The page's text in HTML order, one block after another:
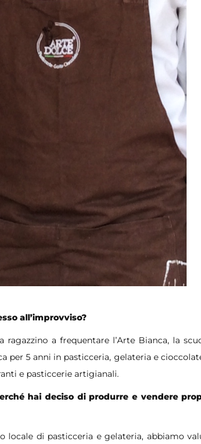
all’improvviso?
a frequentare l’Arte Bianca, la
per 5 anni in pasticceria, gelateria e
e pasticcerie artigianali.
hai deciso di produrre e vendere
di pasticceria e gelateria, abbiamo